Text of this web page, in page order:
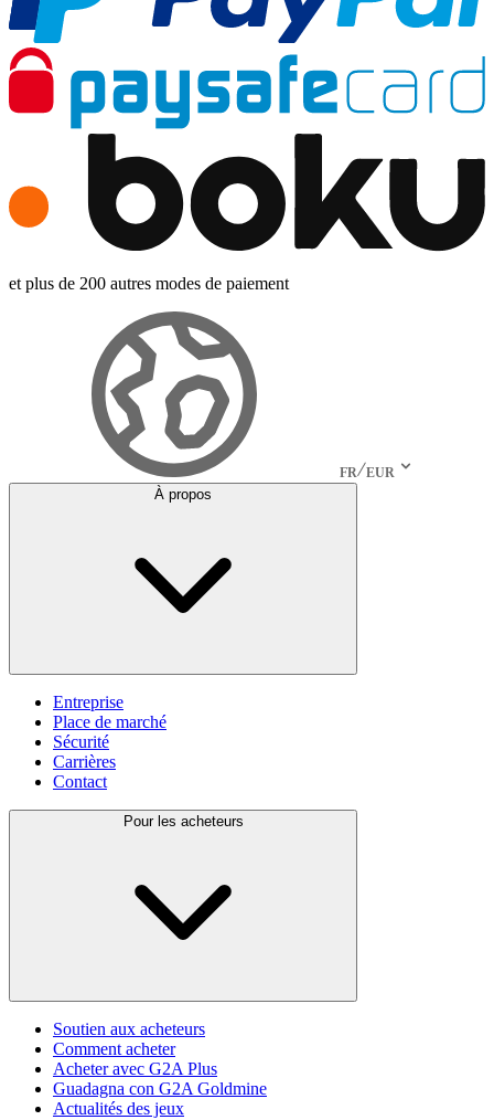
et plus de 200 autres modes de paiement
FR EUR
À propos
Entreprise
Place de marché
Sécurité
Carrières
Contact
Pour les acheteurs
Soutien aux acheteurs
Comment acheter
Acheter avec G2A Plus
Guadagna con G2A Goldmine
Actualités des jeux